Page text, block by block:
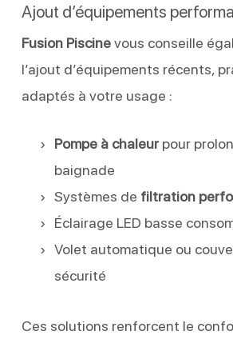
Ajout d’équipements
Fusion Piscinevous conseille
l’ajout d’équipements récents,
adaptés à votre usage :
Pompe à chaleurpour
baignade
Systèmes de filtration
Éclairage LED basse
Volet automatique ou
sécurité
Ces solutions renforcent le